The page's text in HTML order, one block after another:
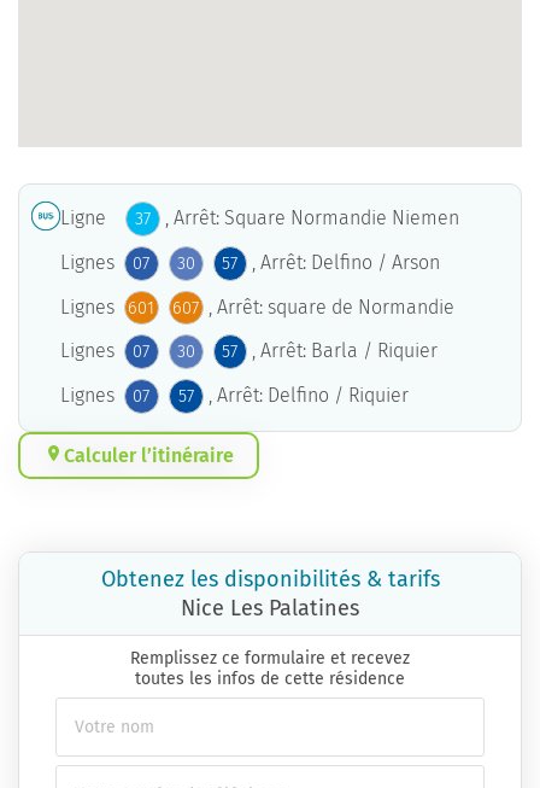
Ligne 37
, Arrêt: Square Normandie Niemen
Lignes
07 30 57
, Arrêt: Delfino / Arson
Lignes
601 607
, Arrêt: square de Normandie
Lignes
07 30 57
, Arrêt: Barla / Riquier
Lignes
07 57 , Arrêt: Delfino / Riquier
Calculer l’itinéraire
Obtenez les disponibilités & tarifs
Nice Les Palatines
Remplissez ce formulaire et recevez
toutes les infos de cette résidence